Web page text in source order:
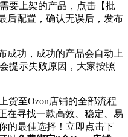
要上架的产品，点击【批
后配置，确认无误后，发布
成功，成功的产品会自动上
提示失败原因，大家按照
货至Ozon店铺的全部流程
在寻找一款高效、稳定、易
的最佳选择！ 立即 点击下